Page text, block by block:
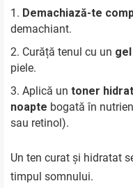
Demachiază-te
demachiant.
Curăță tenul cu un
piele.
Aplică untoner
noapte bogată în
sau retinol).
Un ten curat și hidratat
timpul somnului.